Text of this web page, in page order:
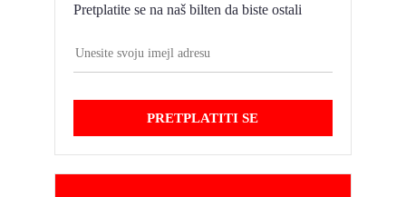
Pretplatite se na naš bilten da biste ostali
PRETPLATITI SE